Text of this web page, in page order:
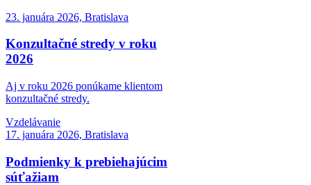
23. januára 2026, Bratislava
Konzultačné stredy v roku
2026
Aj v roku 2026 ponúkame klientom
konzultačné stredy.
Vzdelávanie
17. januára 2026, Bratislava
Podmienky k prebiehajúcim
súťažiam